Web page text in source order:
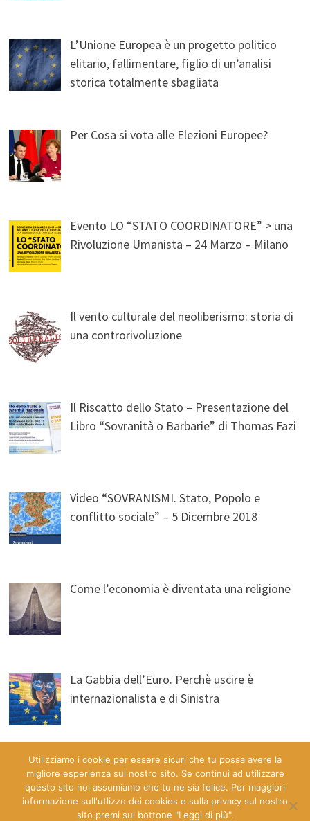
L’Unione Europea è un progetto politico
elitario, fallimentare, figlio di un’analisi
storica totalmente sbagliata
Per Cosa si vota alle Elezioni Europee?
Evento LO “STATO COORDINATORE” > una
Rivoluzione Umanista – 24 Marzo – Milano
Il vento culturale del neoliberismo: storia di
una controrivoluzione
Il Riscatto dello Stato – Presentazione del
Libro “Sovranità o Barbarie” di Thomas Fazi
Video “SOVRANISMI. Stato, Popolo e
conflitto sociale” – 5 Dicembre 2018
Come l’economia è diventata una religione
La Gabbia dell’Euro. Perchè uscire è
internazionalista e di Sinistra
Utilizziamo i cookie per essere sicuri che tu possa avere la
migliore esperienza sul nostro sito. Se continui ad utilizzare
questo sito noi assumiamo che tu ne sia felice. Per maggiori
informazione sull'utlizzo dei cookies e sulla privacy sul nostro
sito premi sul bottone "Leggi di più".